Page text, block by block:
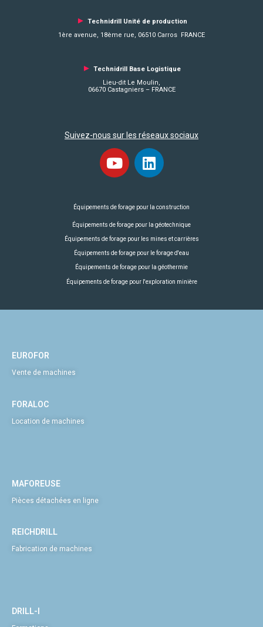
► Technidrill Unité de production
1ère avenue, 18ème rue, 06510 Carros FRANCE
► Technidrill Base Logistique
Lieu-dit Le Moulin,
06670 Castagniers – FRANCE
Suivez-nous sur les réseaux sociaux
Équipements de forage pour la construction
Équipements de forage pour la géotechnique
Équipements de forage pour les mines et carrières
Équipements de forage pour le forage d'eau
Équipements de forage pour la géothermie
Équipements de forage pour l'exploration minière
EUROFOR
Vente de machines
FORALOC
Location de machines
MAFOREUSE
Pièces détachées en ligne
REICHDRILL
Fabrication de machines
DRILL-I